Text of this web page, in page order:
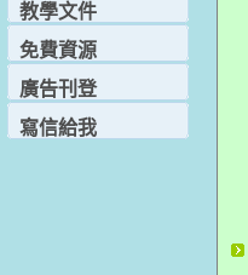
教學文件
免費資源
廣告刊登
寫信給我